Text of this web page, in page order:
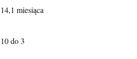
14,1 miesiąca
10 do 3